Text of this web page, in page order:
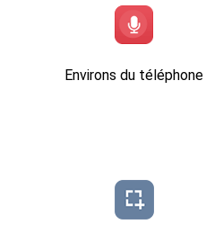
Environs du téléphone